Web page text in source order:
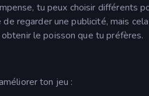
tu peux choisir différents
regarder une publicité, mais
le poisson que tu préfères.
ton jeu :